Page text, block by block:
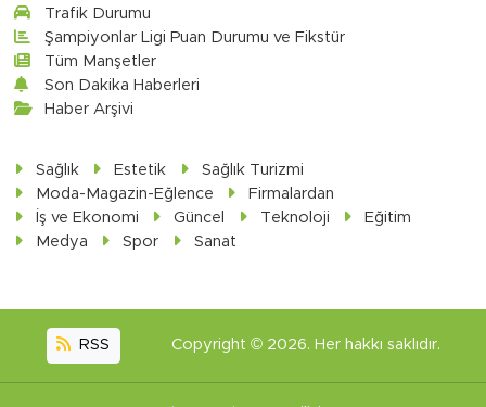
Trafik Durumu
Şampiyonlar Ligi Puan Durumu ve Fikstür
Tüm Manşetler
Son Dakika Haberleri
Haber Arşivi
Sağlık Estetik
Sağlık Turizmi
Moda-Magazin-Eğlence
Firmalardan
İş ve Ekonomi
Güncel Teknoloji
Eğitim
Medya
Spor Sanat
RSS Copyright © 2026. Her hakkı saklıdır.